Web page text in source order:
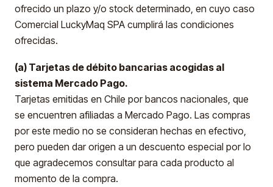
ofrecido un plazo y/o stock determinado, en cuyo caso
Comercial LuckyMaq SPA cumplirá las condiciones
ofrecidas.
(a) Tarjetas de débito bancarias acogidas al
sistema Mercado Pago.
Tarjetas emitidas en Chile por bancos nacionales, que
se encuentren afiliadas a Mercado Pago. Las compras
por este medio no se consideran hechas en efectivo,
pero pueden dar origen a un descuento especial por lo
que agradecemos consultar para cada producto al
momento de la compra.